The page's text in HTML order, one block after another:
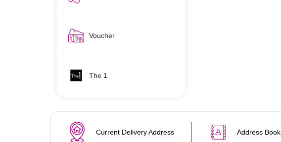
Voucher
The 1
Current Delivery Address Address Book